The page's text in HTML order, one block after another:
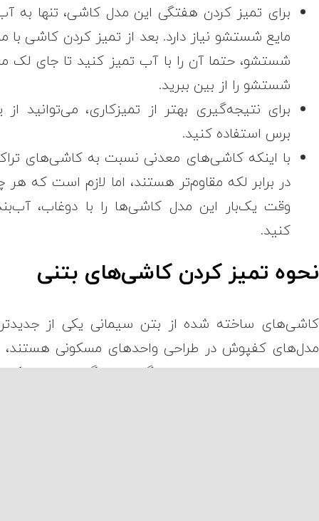
برای تمیز کردن هفتگی این مدل کاشی، تنها به
مایع شستشو نیاز دارد. بعد از تمیز کردن کاشی با
شستشو، حتما آن را با آب تمیز کنید تا جای لک
شستشو را از بین ببرید.
برای نتیجه‌گیری بهتر از تمیزکاری، می‌توانید
برس استفاده کنید.
با اینکه کاشی‌های معدنی نسبت به کاشی‌های
در برابر لکه مقاوم‌تر هستند، اما لازم است که هر
وقت یک‌بار این مدل کاشی‌ها را با دوغاب،
کنید.
نحوه تمیز کردن کاشی‌های بتنی
کاشی‌های ساخته شده از بتن سیمانی یکی از
مدل‌های کفپوش در طراحی واحدهای مسکونی
به دلیل هزینه پایین، طیف رنگی بسیار گسترده و